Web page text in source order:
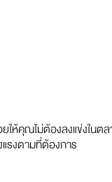
ห้คุณไม่ต้องลงแข่งใน
รงตามที่ต้องการ